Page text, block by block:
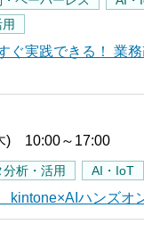
ぐ実践できる！ 業
) 10:00～17:00
分析・活用 AI・IoT
ハンズオ